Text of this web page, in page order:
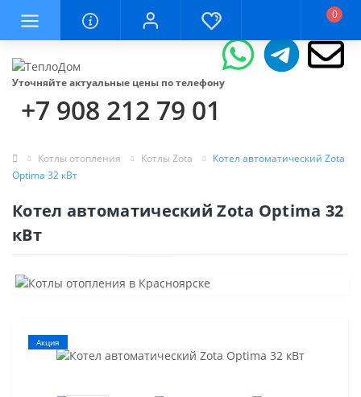
0
Уточняйте актуальные цены по телефону
+7 908 212 79 01
Котлы отопления Котлы Zota
Котел автоматический Zota
Optima 32 кВт
Котел автоматический Zota Optima 32
кВт
Акция